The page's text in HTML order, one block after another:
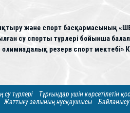
және спорт басқармасының
су спорты түрлері бойынша
олимиадалық резерв спорт мектебі»
су түрлері Тұрғындар үшін көрсетілетін
Жаттығу залының нұсқаушысы Байланысу